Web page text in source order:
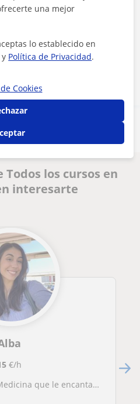
ahora
los cursos en
interesarte
€/h
leer, facilitar el estudio, los retos y disfrutar aprendiendo.
una mejor
lo establecido en
y Política de Privacidad.
Cookies